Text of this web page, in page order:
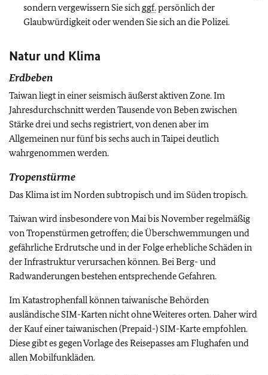
sondern vergewissern Sie sich ggf.persönlich der
Glaubwürdigkeit oder wenden Sie sich an die Polizei.
Natur und Klima
Erdbeben
Taiwan liegt in einer seismisch äußerst aktiven Zone. Im
Jahresdurchschnitt werden Tausende von Beben zwischen
Stärke drei und sechs registriert, von denen aber im
Allgemeinen nur fünf bis sechs auch in Taipei deutlich
wahrgenommen werden.
Tropenstürme
Das Klima ist im Norden subtropisch und im Süden tropisch.
Taiwan wird insbesondere von Mai bis November regelmäßig
von Tropenstürmen getroffen; die Überschwemmungen und
gefährliche Erdrutsche und in der Folge erhebliche Schäden in
der Infrastruktur verursachen können. Bei Berg- und
Radwanderungen bestehen entsprechende Gefahren.
Im Katastrophenfall können taiwanische Behörden
ausländische SIM-Karten nicht ohne Weiteres orten. Daher wird
der Kauf einer taiwanischen (Prepaid-) SIM-Karte empfohlen.
Diese gibt es gegen Vorlage des Reisepasses am Flughafen und
allen Mobilfunkläden.